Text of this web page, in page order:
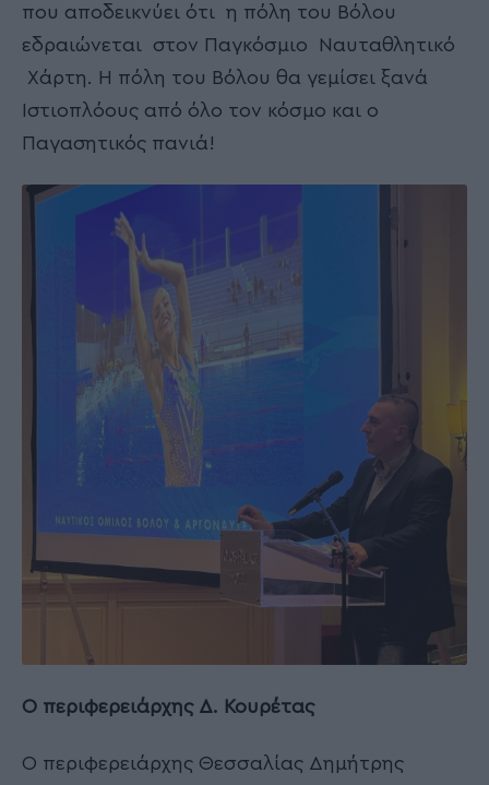
που αποδεικνύει ότι η πόλη του Βόλου
εδραιώνεται στον Παγκόσμιο Ναυταθλητικό
Χάρτη. Η πόλη του Βόλου θα γεμίσει ξανά
Ιστιοπλόους από όλο τον κόσμο και ο
Παγασητικός πανιά!
Ο περιφερειάρχης Δ. Κουρέτας
Ο περιφερειάρχης Θεσσαλίας Δημήτρης